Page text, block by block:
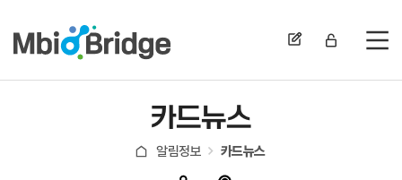
전
카드뉴스
알림정보 카드뉴스